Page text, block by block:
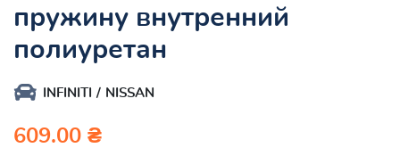
пружину внутренний
полиуретан
INFINITI NISSAN
609.00 ₴